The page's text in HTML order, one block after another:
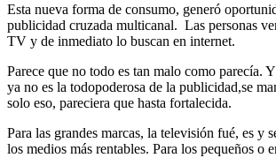
Esta nueva forma de consumo, generó
publicidad cruzada multicanal. Las personas
TV y de inmediato lo buscan en internet.
Parece que no todo es tan malo como parecía.
ya no es la todopoderosa de la publicidad,se
solo eso, pareciera que hasta fortalecida.
Para las grandes marcas, la televisión fué, es y
los medios más rentables. Para los pequeños o